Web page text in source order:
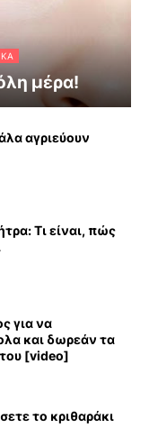
μέρα!
αγριεύουν
Τι είναι, πώς
για να
και δωρεάν τα
[video]
το κριθαράκι